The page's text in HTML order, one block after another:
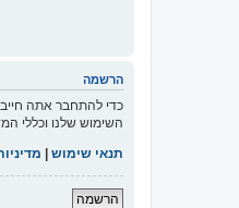
הרשמה
כדי להתחבר אתה
השימוש שלנו וכללי
תנאי שימוש |
הרשמה